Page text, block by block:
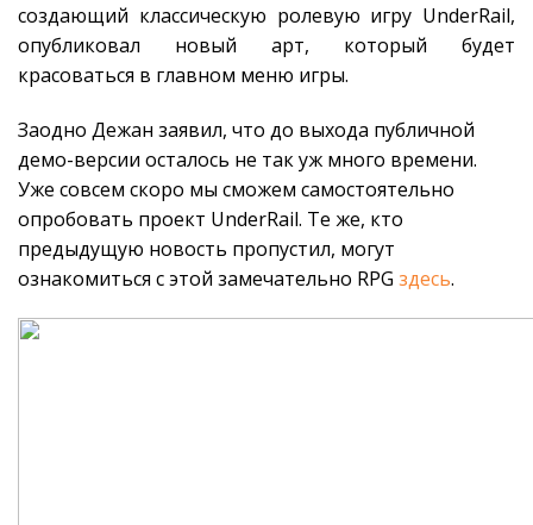
создающий классическую ролевую игру UnderRail,
опубликовал новый арт, который будет
красоваться в главном меню игры.
Заодно Дежан заявил, что до выхода публичной
демо-версии осталось не так уж много времени.
Уже совсем скоро мы сможем самостоятельно
опробовать проект UnderRail. Те же, кто
предыдущую новость пропустил, могут
ознакомиться с этой замечательно RPG здесь.